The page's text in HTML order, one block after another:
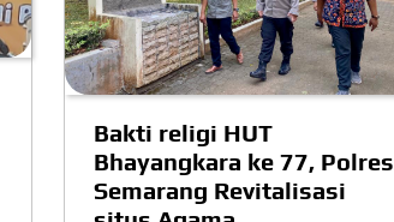
Bakti religi HUT
Bhayangkara ke 77, Polres
Semarang Revitalisasi